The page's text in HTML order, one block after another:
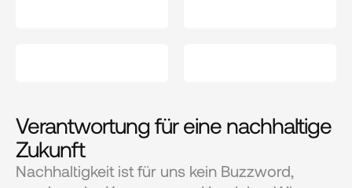
Verantwortung für eine nachhaltige
Zukunft
Nachhaltigkeit ist für uns kein Buzzword,